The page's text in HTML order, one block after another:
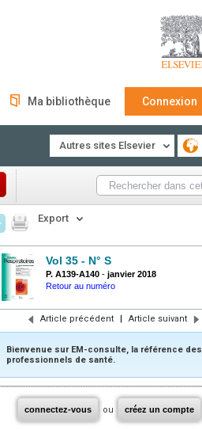
Ma bibliothèque Connexion
Autres sites Elsevier
Export
Vol 35 - N° S
P. A139-A140 - janvier 2018
Retour au numéro
Article précédent | Article suivant
Bienvenue sur EM-consulte, la référence des
professionnels de santé.
connectez-vous ou créez un compte